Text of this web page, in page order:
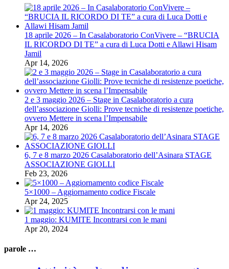
18 aprile 2026 – In Casalaboratorio ConVivere – “BRUCIA
IL RICORDO DI TE” a cura di Luca Dotti e Allawi Hisam
Jamil
Apr 14, 2026
2 e 3 maggio 2026 – Stage in Casalaboratorio a cura
dell’associazione Giolli: Prove tecniche di resistenze poetiche,
ovvero Mettere in scena l’Impensabile
Apr 14, 2026
6, 7 e 8 marzo 2026 Casalaboratorio dell’Asinara STAGE
ASSOCIAZIONE GIOLLI
Feb 23, 2026
5×1000 – Aggiornamento codice Fiscale
Apr 24, 2025
1 maggio: KUMITE Incontrarsi con le mani
Apr 20, 2024
parole …